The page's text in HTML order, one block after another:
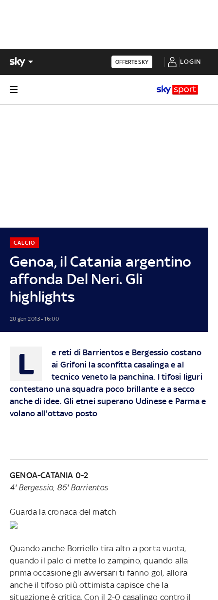
OFFERTE SKY LOGIN
Genoa, il Catania argentino
affonda Del Neri. Gli
highlights
CALCIO
20 gen 2013 - 16:00
L
e reti di Barrientos e Bergessio costano
ai Grifoni la sconfitta casalinga e al
tecnico veneto la panchina. I tifosi liguri
contestano una squadra poco brillante e a secco
anche di idee. Gli etnei superano Udinese e Parma e
volano all'ottavo posto
GENOA-CATANIA 0-2
4' Bergessio, 86' Barrientos
Guarda la cronaca del match
Quando anche Borriello tira alto a porta vuota,
quando il palo ci mette lo zampino, quando alla
prima occasione gli avversari ti fanno gol, allora
anche il tifoso più ottimista capisce che la
situazione è critica. Con il 2-0 casalingo contro il